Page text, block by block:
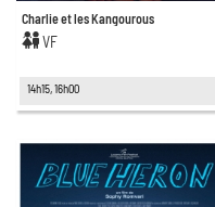
Charlie et les Kangourous
VF
14h15, 16h00